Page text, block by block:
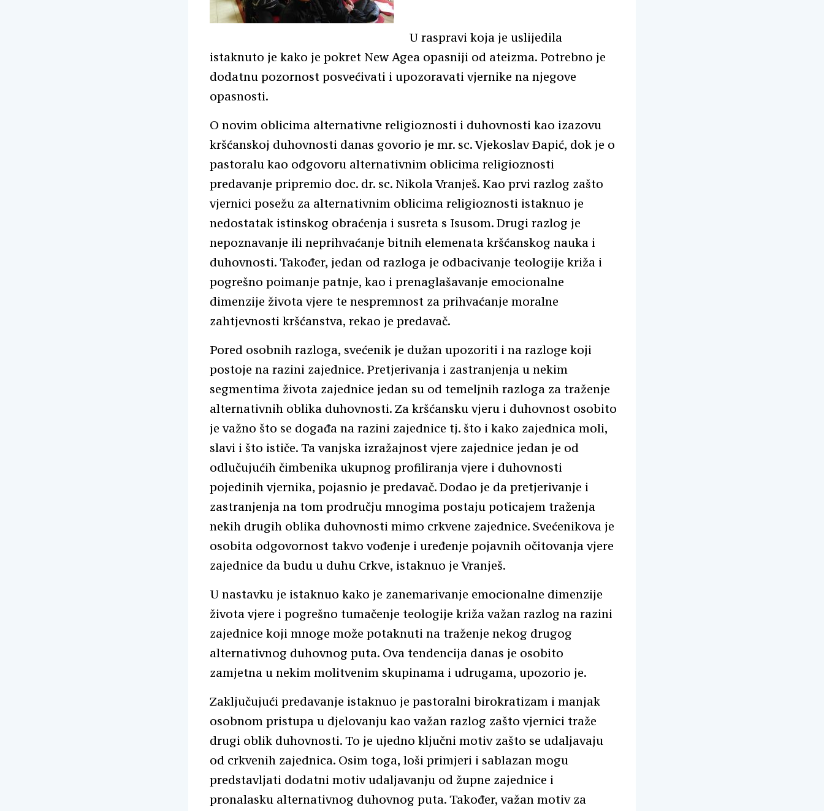
U raspravi koja je uslijedila
istaknuto je kako je pokret New Agea opasniji od ateizma. Potrebno je
dodatnu pozornost posvećivati i upozoravati vjernike na njegove
opasnosti.
O novim oblicima alternativne religioznosti i duhovnosti kao izazovu
kršćanskoj duhovnosti danas govorio je mr. sc. Vjekoslav Đapić, dok je o
pastoralu kao odgovoru alternativnim oblicima religioznosti
predavanje pripremio doc. dr. sc. Nikola Vranješ. Kao prvi razlog zašto
vjernici posežu za alternativnim oblicima religioznosti istaknuo je
nedostatak istinskog obraćenja i susreta s Isusom. Drugi razlog je
nepoznavanje ili neprihvaćanje bitnih elemenata kršćanskog nauka i
duhovnosti. Također, jedan od razloga je odbacivanje teologije križa i
pogrešno poimanje patnje, kao i prenaglašavanje emocionalne
dimenzije života vjere te nespremnost za prihvaćanje moralne
zahtjevnosti kršćanstva, rekao je predavač.
Pored osobnih razloga, svećenik je dužan upozoriti i na razloge koji
postoje na razini zajednice. Pretjerivanja i zastranjenja u nekim
segmentima života zajednice jedan su od temeljnih razloga za traženje
alternativnih oblika duhovnosti. Za kršćansku vjeru i duhovnost osobito
je važno što se događa na razini zajednice tj. što i kako zajednica moli,
slavi i što ističe. Ta vanjska izražajnost vjere zajednice jedan je od
odlučujućih čimbenika ukupnog profiliranja vjere i duhovnosti
pojedinih vjernika, pojasnio je predavač. Dodao je da pretjerivanje i
zastranjenja na tom prodručju mnogima postaju poticajem traženja
nekih drugih oblika duhovnosti mimo crkvene zajednice. Svećenikova je
osobita odgovornost takvo vođenje i uređenje pojavnih očitovanja vjere
zajednice da budu u duhu Crkve, istaknuo je Vranješ.
U nastavku je istaknuo kako je zanemarivanje emocionalne dimenzije
života vjere i pogrešno tumačenje teologije križa važan razlog na razini
zajednice koji mnoge može potaknuti na traženje nekog drugog
alternativnog duhovnog puta. Ova tendencija danas je osobito
zamjetna u nekim molitvenim skupinama i udrugama, upozorio je.
Zaključujući predavanje istaknuo je pastoralni birokratizam i manjak
osobnom pristupa u djelovanju kao važan razlog zašto vjernici traže
drugi oblik duhovnosti. To je ujedno ključni motiv zašto se udaljavaju
od crkvenih zajednica. Osim toga, loši primjeri i sablazan mogu
predstavljati dodatni motiv udaljavanju od župne zajednice i
pronalasku alternativnog duhovnog puta. Također, važan motiv za